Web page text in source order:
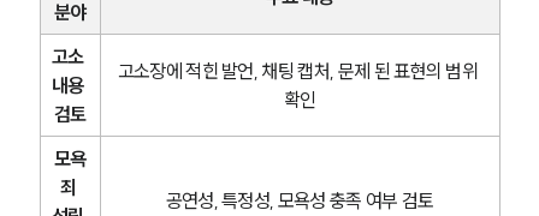
분야
고소
내용
검토
고소장에 적힌 발언, 채팅 캡처, 문제 된 표현의 범위
확인
모욕
죄
공연성, 특정성, 모욕성 충족 여부 검토